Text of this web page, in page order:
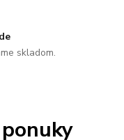
skladom.